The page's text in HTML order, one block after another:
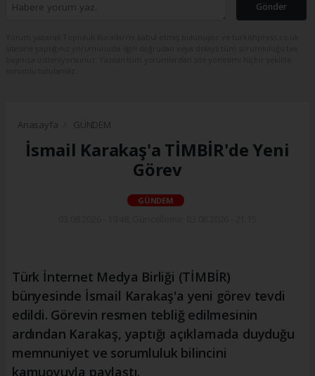
Gönder
Anasayfa GÜNDEM
İsmail Karakaş'a TİMBİR'de Yeni
Görev
GÜNDEM
Türk İnternet Medya Birliği (TİMBİR)
bünyesinde İsmail Karakaş'a yeni görev tevdi
edildi. Görevin resmen tebliğ edilmesinin
ardından Karakaş, yaptığı açıklamada duyduğu
memnuniyet ve sorumluluk bilincini
kamuoyuyla paylaştı.